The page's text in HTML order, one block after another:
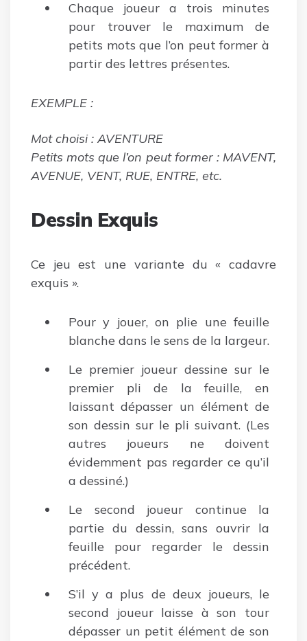
Chaque joueur a trois minutes
pour trouver le maximum de
petits mots que l’on peut former à
partir des lettres présentes.
EXEMPLE :
Mot choisi : AVENTURE
Petits mots que l’on peut former : MAVENT,
AVENUE, VENT, RUE, ENTRE, etc.
Dessin Exquis
Ce jeu est une variante du « cadavre
exquis ».
Pour y jouer, on plie une feuille
blanche dans le sens de la largeur.
Le premier joueur dessine sur le
premier pli de la feuille, en
laissant dépasser un élément de
son dessin sur le pli suivant. (Les
autres joueurs ne doivent
évidemment pas regarder ce qu’il
a dessiné.)
Le second joueur continue la
partie du dessin, sans ouvrir la
feuille pour regarder le dessin
précédent.
S’il y a plus de deux joueurs, le
second joueur laisse à son tour
dépasser un petit élément de son